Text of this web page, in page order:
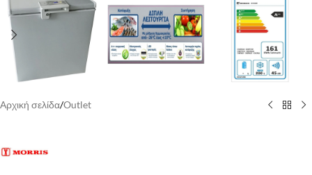
Αρχική σελίδα/Outlet